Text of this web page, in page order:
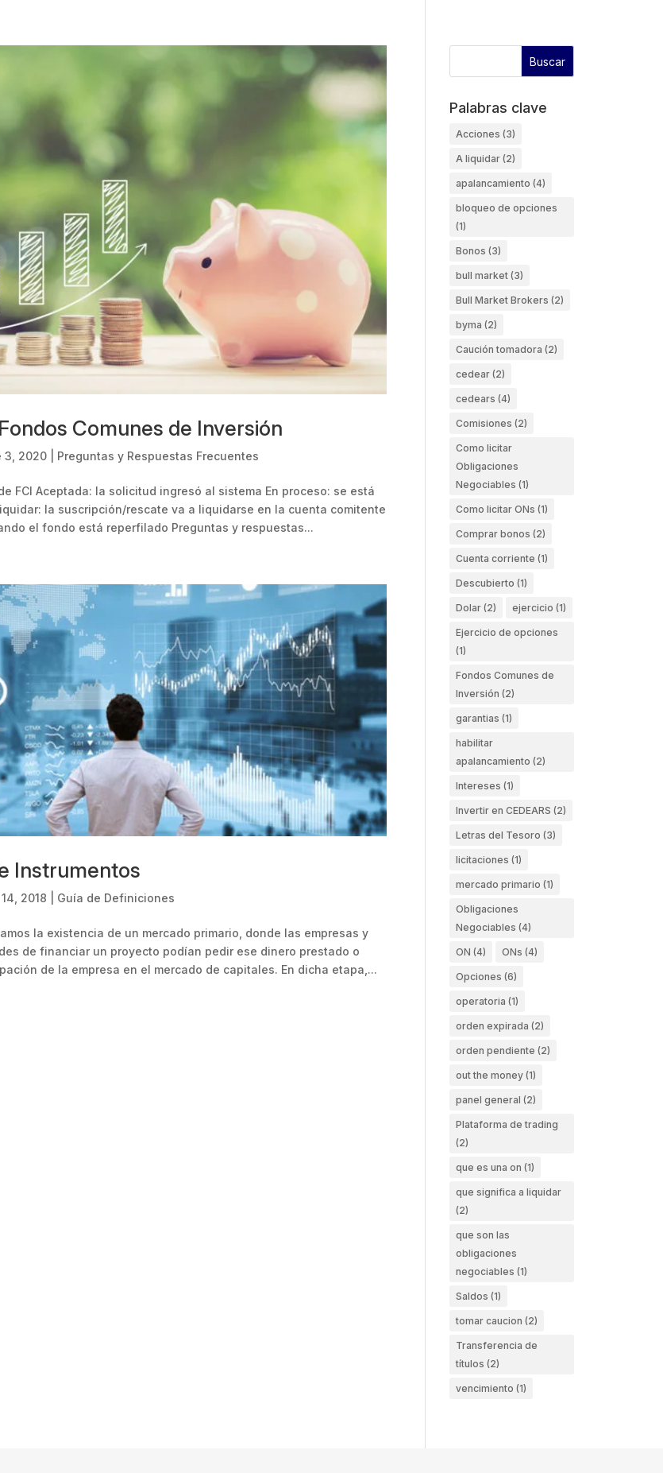
Comunes de Inversión
3, 2020| Preguntas y Respuestas Frecuentes
FCI Aceptada: la solicitud ingresó al sistema En proceso: se está
la suscripción/rescate va a liquidarse en la cuenta comitente
el fondo está reperfilado Preguntas y respuestas...
Instrumentos
2018 Guía de Definiciones
la existencia de un mercado primario, donde las empresas y
de financiar un proyecto podían pedir ese dinero prestado o
de la empresa en el mercado de capitales. En dicha etapa,...
Palabras clave
Acciones (3)
A liquidar (2)
apalancamiento (4)
bloqueo de opciones
(1)
Bonos (3)
bull market (3)
Bull Market Brokers (2)
byma (2)
Caución tomadora (2)
cedear (2)
cedears (4)
Comisiones (2)
Como licitar
Obligaciones
Negociables (1)
Como licitar ONs (1)
Comprar bonos (2)
Cuenta corriente (1)
Descubierto (1)
Dolar (2) ejercicio (1)
Ejercicio de opciones
(1)
Fondos Comunes de
Inversión (2)
garantias (1)
habilitar
apalancamiento (2)
Intereses (1)
Invertir en CEDEARS (2)
Letras del Tesoro (3)
licitaciones (1)
mercado primario (1)
Obligaciones
Negociables (4)
ON (4) ONs (4)
Opciones (6)
operatoria (1)
orden expirada (2)
orden pendiente (2)
out the money (1)
panel general (2)
Plataforma de trading
(2)
que es una on (1)
que significa a liquidar
(2)
que son las
obligaciones
negociables (1)
Saldos (1)
tomar caucion (2)
Transferencia de
títulos (2)
vencimiento (1)